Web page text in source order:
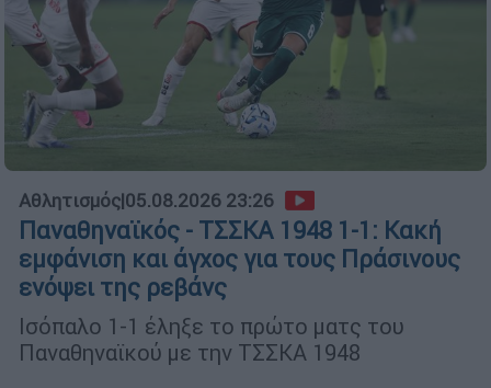
Αθλητισμός|05.08.2026 23:26
Παναθηναϊκός - ΤΣΣΚΑ 1948 1-1: Κακή
εμφάνιση και άγχος για τους Πράσινους
ενόψει της ρεβάνς
Ισόπαλο 1-1 έληξε το πρώτο ματς του
Παναθηναϊκού με την ΤΣΣΚΑ 1948